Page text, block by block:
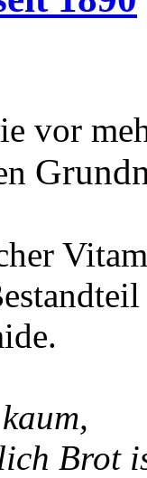
vor
Brot